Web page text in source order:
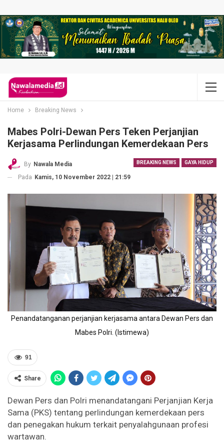
Home Breaking News
Mabes Polri-Dewan Pers Teken Perjanjian
Kerjasama Perlindungan Kemerdekaan Pers
BREAKING NEWS GAYA HIDUP
By Nawala Media
Pada Kamis, 10 November 2022 | 21:59
Penandatanganan perjanjian kerjasama antara Dewan Pers dan
Mabes Polri. (Istimewa)
91
Share
Dewan Pers dan Polri menandatangani Perjanjian Kerja
Sama (PKS) tentang perlindungan kemerdekaan pers
dan penegakan hukum terkait penyalahgunaan profesi
wartawan.